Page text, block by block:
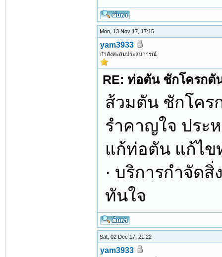
Mon, 13 Nov 17, 17:15
yam3933
กำลังสะสมประสบการณ์
RE: ท่อตัน ชักโครก
ส้วมตัน ชักโคร
รำคาญใจ ประ
แก้ท่อตัน แก้ไ
· บริการกำจัดสิ่
ทันใจ
Sat, 02 Dec 17, 21:22
yam3933